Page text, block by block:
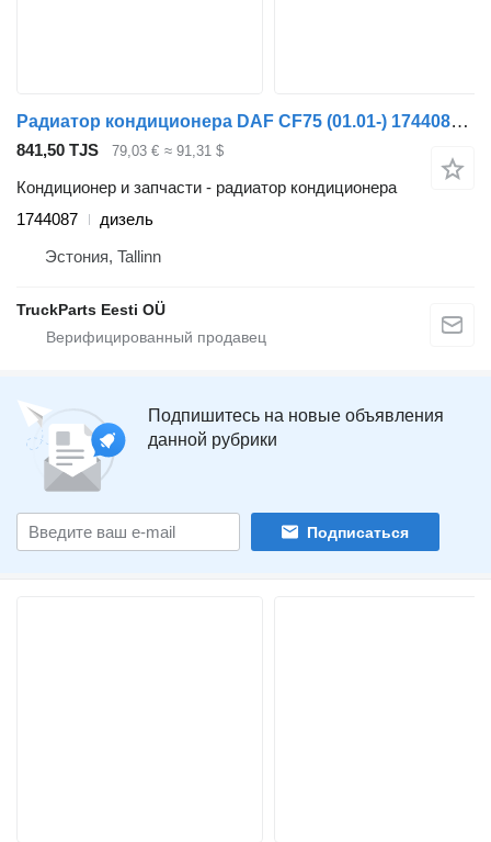
Радиатор кондиционера DAF CF75 (01.01-) 1744087 для тягача DAF LF45, LF55, LF180, CF65, CF75, CF85 (2001-)
841,50 TJS 79,03 € ≈ 91,31 $
Кондиционер и запчасти - радиатор кондиционера
1744087
дизель
Эстония, Tallinn
TruckParts Eesti OÜ
Подпишитесь на новые объявления
данной рубрики
Подписаться